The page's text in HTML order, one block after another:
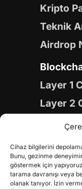
Cihaz bilgilerini
Bunu, gezinme
göstermek için
tarama davranışı veya
olanak tanıyor. İzin
Kripto
Teknik
Airdrop
Layer 1
Layer 2
Yapay
Gaming
RWA